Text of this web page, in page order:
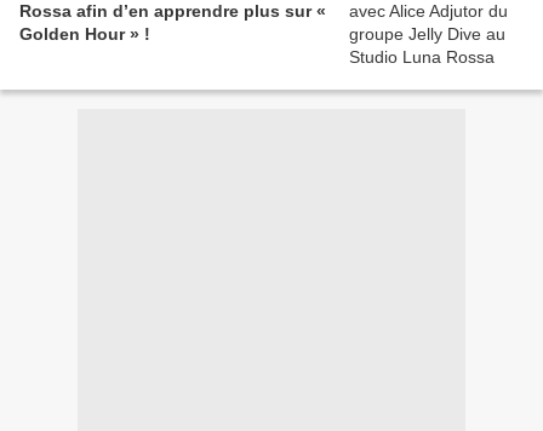
Rossa afin d’en apprendre plus sur «
Golden Hour » !